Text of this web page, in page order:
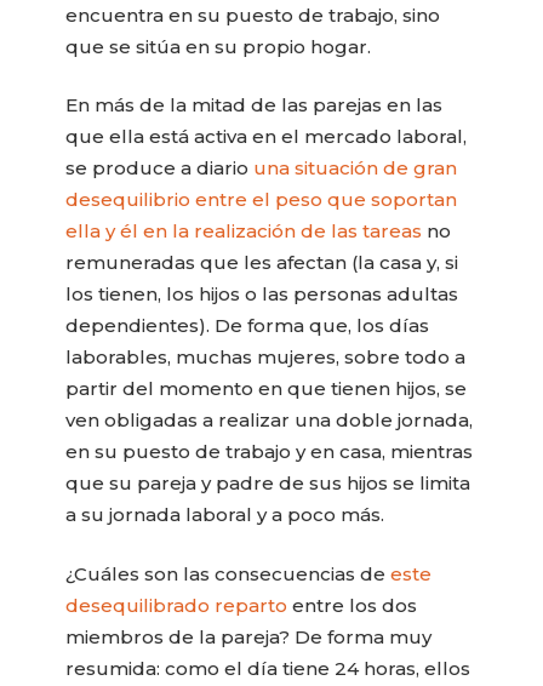
encuentra en su puesto de trabajo, sino
que se sitúa en su propio hogar.
En más de la mitad de las parejas en las
que ella está activa en el mercado laboral,
se produce a diario una situación de gran
desequilibrio entre el peso que soportan
ella y él en la realización de las tareas no
remuneradas que les afectan (la casa y, si
los tienen, los hijos o las personas adultas
dependientes). De forma que, los días
laborables, muchas mujeres, sobre todo a
partir del momento en que tienen hijos, se
ven obligadas a realizar una doble jornada,
en su puesto de trabajo y en casa, mientras
que su pareja y padre de sus hijos se limita
a su jornada laboral y a poco más.
¿Cuáles son las consecuencias deeste
desequilibrado reparto entre los dos
miembros de la pareja? De forma muy
resumida: como el día tiene 24 horas, ellos